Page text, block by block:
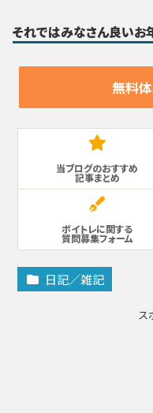
それではみなさん良いお年
無料
当ブログのおすすめ
記事まとめ
ボイトレに関する
質問募集フォーム
日記／雑記
ス